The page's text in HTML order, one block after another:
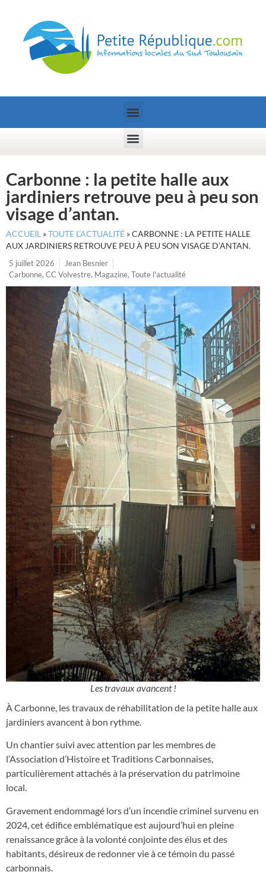
Carbonne : la petite halle aux
jardiniers retrouve peu à peu son
visage d’antan.
ACCUEIL »TOUTE L’ACTUALITÉ »CARBONNE : LA PETITE HALLE
AUX JARDINIERS RETROUVE PEU À PEU SON VISAGE D’ANTAN.
5 juillet 2026
Jean Besnier
Carbonne, CC Volvestre, Magazine, Toute l'actualité
Les travaux avancent !
À Carbonne, les travaux de réhabilitation de la petite halle aux
jardiniers avancent à bon rythme.
Un chantier suivi avec attention par les membres de
l’Association d’Histoire et Traditions Carbonnaises,
particulièrement attachés à la préservation du patrimoine
local.
Gravement endommagé lors d’un incendie criminel survenu en
2024, cet édifice emblématique est aujourd’hui en pleine
renaissance grâce à la volonté conjointe des élus et des
habitants, désireux de redonner vie à ce témoin du passé
carbonnais.